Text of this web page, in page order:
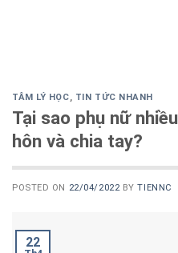
TÂM LÝ HỌC, TIN TỨC NHANH
Tại sao phụ nữ
hôn và chia tay?
POSTED ON 22/04/2022 BYTIENNC
22